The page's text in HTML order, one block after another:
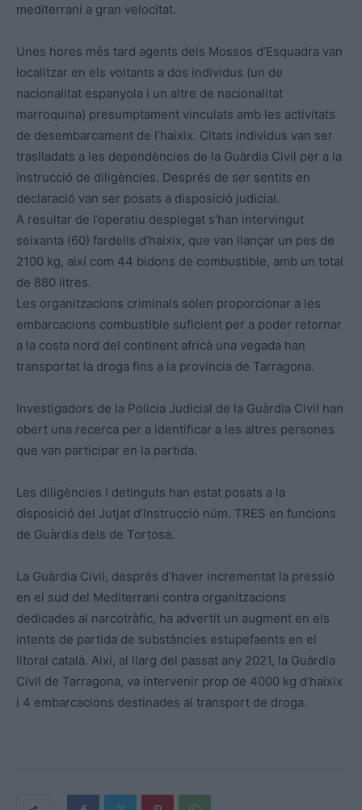
mediterrani a gran velocitat.
Unes hores més tard agents dels Mossos d’Esquadra van
localitzar en els voltants a dos individus (un de
nacionalitat espanyola i un altre de nacionalitat
marroquina) presumptament vinculats amb les activitats
de desembarcament de l’haixix. Citats individus van ser
traslladats a les dependències de la Guàrdia Civil per a la
instrucció de diligències. Després de ser sentits en
declaració van ser posats a disposició judicial.
A resultar de l’operatiu desplegat s’han intervingut
seixanta (60) fardells d’haixix, que van llançar un pes de
2100 kg, així com 44 bidons de combustible, amb un total
de 880 litres.
Les organitzacions criminals solen proporcionar a les
embarcacions combustible suficient per a poder retornar
a la costa nord del continent africà una vegada han
transportat la droga fins a la província de Tarragona.
Investigadors de la Policia Judicial de la Guàrdia Civil han
obert una recerca per a identificar a les altres persones
que van participar en la partida.
Les diligències i detinguts han estat posats a la
disposició del Jutjat d’Instrucció núm. TRES en funcions
de Guàrdia dels de Tortosa.
La Guàrdia Civil, després d’haver incrementat la pressió
en el sud del Mediterrani contra organitzacions
dedicades al narcotràfic, ha advertit un augment en els
intents de partida de substàncies estupefaents en el
litoral català. Així, al llarg del passat any 2021, la Guàrdia
Civil de Tarragona, va intervenir prop de 4000 kg d’haixix
i 4 embarcacions destinades al transport de droga.